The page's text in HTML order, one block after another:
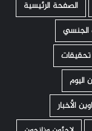
الصفحة الرئيسية
الجنسي
تحقيقات
اليوم
الأخبار